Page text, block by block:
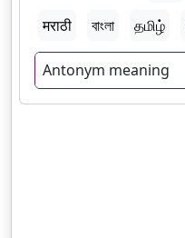
मराठी
বাংলা தமிழ்
Antonym meaning